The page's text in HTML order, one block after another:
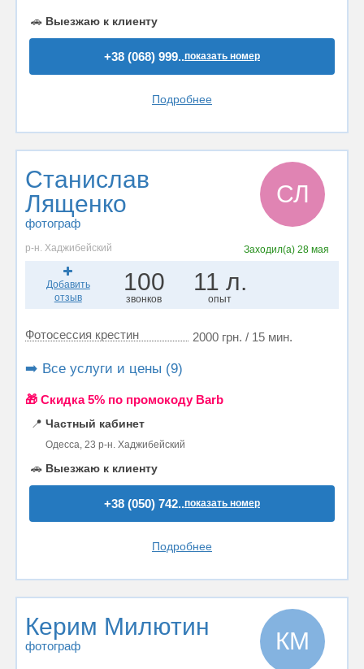
🚗 Выезжаю к клиенту
+38 (068) 999..показать номер
Подробнее
Станислав
Лященко
фотограф
СЛ
р-н. Хаджибейский Заходил(а)28 мая
Добавить
отзыв
100
звонков
11 л.
опыт
Фотосессия крестин 2000 грн. / 15 мин.
➡️ Все услуги и цены (9)
🎁 Cкидка 5% по промокоду Barb
📍 Частный кабинет
Одесса, 23 р-н. Хаджибейский
🚗 Выезжаю к клиенту
+38 (050) 742..показать номер
Подробнее
Керим Милютин
фотограф КМ